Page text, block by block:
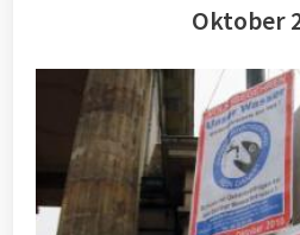
Oktober